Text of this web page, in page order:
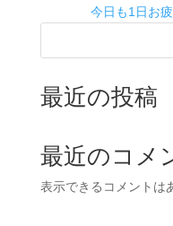
今日も1日お
最近の投稿
最近のコメ
表示できるコメントは